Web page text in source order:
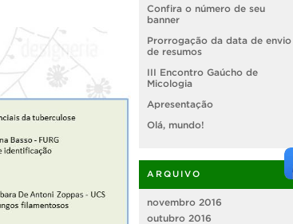
Confira o número de seu
banner
Prorrogação da data de envio
de resumos
III Encontro Gaúcho de
Micologia
Apresentação
Olá, mundo!
ARQUIVO
novembro 2016
outubro 2016